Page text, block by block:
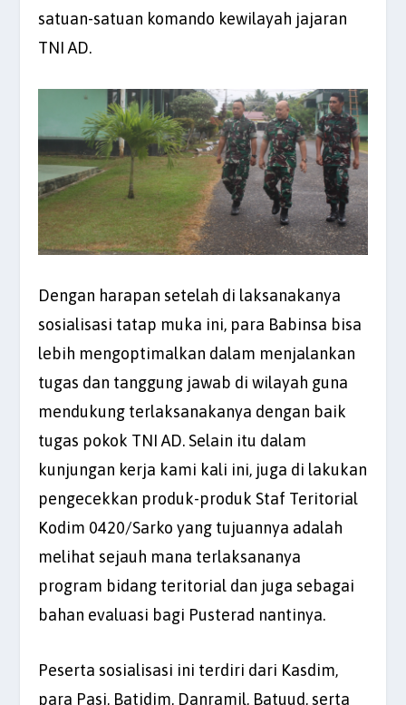
satuan-satuan komando kewilayah jajaran
TNI AD.
Dengan harapan setelah di laksanakanya
sosialisasi tatap muka ini, para Babinsa bisa
lebih mengoptimalkan dalam menjalankan
tugas dan tanggung jawab di wilayah guna
mendukung terlaksanakanya dengan baik
tugas pokok TNI AD. Selain itu dalam
kunjungan kerja kami kali ini, juga di lakukan
pengecekkan produk-produk Staf Teritorial
Kodim 0420/Sarko yang tujuannya adalah
melihat sejauh mana terlaksananya
program bidang teritorial dan juga sebagai
bahan evaluasi bagi Pusterad nantinya.
Peserta sosialisasi ini terdiri dari Kasdim,
para Pasi, Batidim, Danramil, Batuud, serta